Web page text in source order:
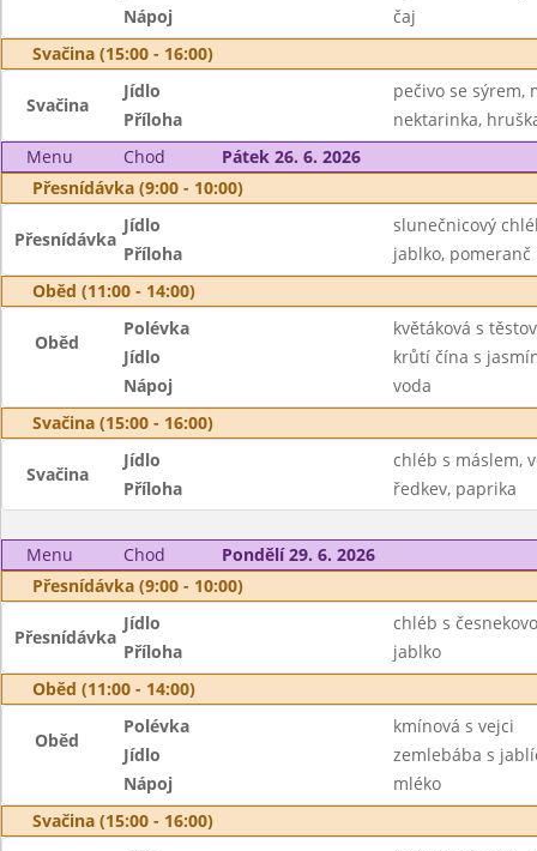
Nápoj
čaj
Svačina (15:00 - 16:00)
Svačina
Jídlo
pečivo se sýrem,
Příloha
nektarinka,
Menu
Chod
Pátek 26. 6. 2026
Přesnídávka (9:00 - 10:00)
Přesnídávka
Jídlo
slunečnicový
Příloha
jablko, pomeranč
Oběd (11:00 - 14:00)
Oběd
Polévka
květáková s
Jídlo
krůtí čína s
Nápoj
voda
Svačina (15:00 - 16:00)
Svačina
Jídlo
chléb s máslem,
Příloha
ředkev, paprika
Menu Chod
Pondělí 29. 6. 2026
Přesnídávka (9:00 - 10:00)
Přesnídávka
Jídlo
chléb s
Příloha
jablko
Oběd (11:00 - 14:00)
Oběd
Polévka
kmínová s vejci
Jídlo
zemlebába s
Nápoj
mléko
Svačina (15:00 - 16:00)